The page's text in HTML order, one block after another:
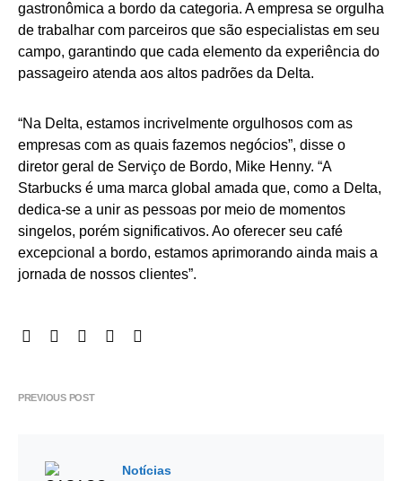
gastronômica a bordo da categoria. A empresa se orgulha
de trabalhar com parceiros que são especialistas em seu
campo, garantindo que cada elemento da experiência do
passageiro atenda aos altos padrões da Delta.
“Na Delta, estamos incrivelmente orgulhosos com as
empresas com as quais fazemos negócios”, disse o
diretor geral de Serviço de Bordo, Mike Henny. “A
Starbucks é uma marca global amada que, como a Delta,
dedica-se a unir as pessoas por meio de momentos
singelos, porém significativos. Ao oferecer seu café
excepcional a bordo, estamos aprimorando ainda mais a
jornada de nossos clientes”.
PREVIOUS POST
Notícias